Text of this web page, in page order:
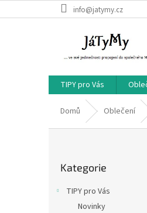
na
info@jatymy.cz
TIPY pro Vás
Domů Oblečení
kategorie
Kategorie
TIPY pro Vás
Novinky